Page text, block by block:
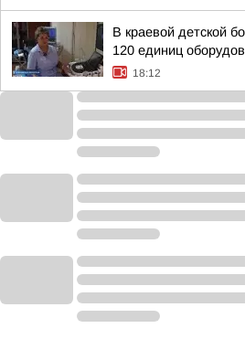
В краевой детской
120 единиц
18:12